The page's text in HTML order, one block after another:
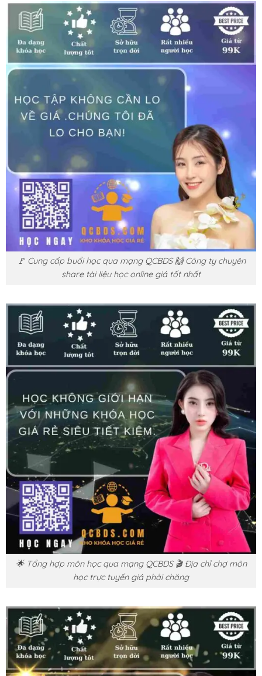
🚩 Cung cấp buổi học qua mạng QCBDS 🙌 Công ty chuyên
share tài liệu học online giá tốt nhất
🌟 Tổng hợp môn học qua mạng QCBDS 🎬 Địa chỉ chợ môn
học trực tuyến giá phải chăng